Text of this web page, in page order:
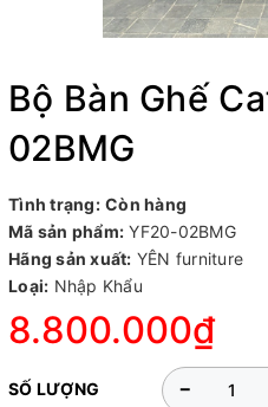
Bộ Bàn Ghế
02BMG
Tình trạng: Còn hàng
Mã sản phẩm: YF20-02BMG
Hãng sản xuất: YÊN furniture
Loại: Nhập Khẩu
8.800.000₫
SỐ LƯỢNG -